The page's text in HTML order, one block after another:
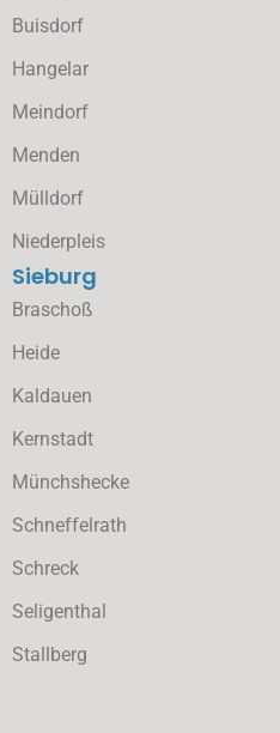
Buisdorf
Hangelar
Meindorf
Menden
Mülldorf
Niederpleis
Sieburg
Braschoß
Heide
Kaldauen
Kernstadt
Münchshecke
Schneffelrath
Schreck
Seligenthal
Stallberg